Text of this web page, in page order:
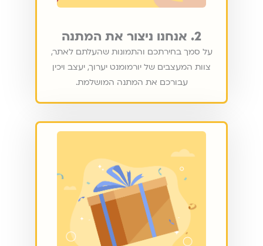
2. אנחנו ניצור את המתנה
על סמך בחירתכם והתמונות שהעלתם לאתר,
צוות המעצבים של יורמומנט יערוך, יעצב ויכין
עבורכם את המתנה המושלמת.